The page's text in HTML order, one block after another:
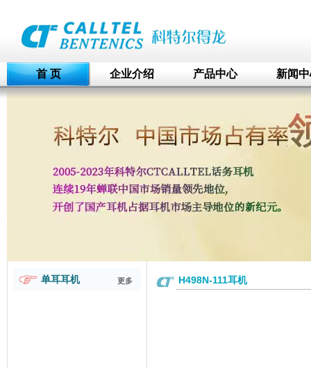
首 页 企业介绍 产品中心 新闻
单耳耳机 更多 H498N-111耳机